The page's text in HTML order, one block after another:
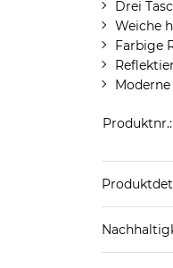
Drei
Weiche
Farbige
Produktnr.: